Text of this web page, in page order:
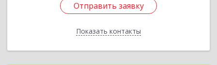
Отправить заявку
Показать контакты
Отправить заявку
Назад